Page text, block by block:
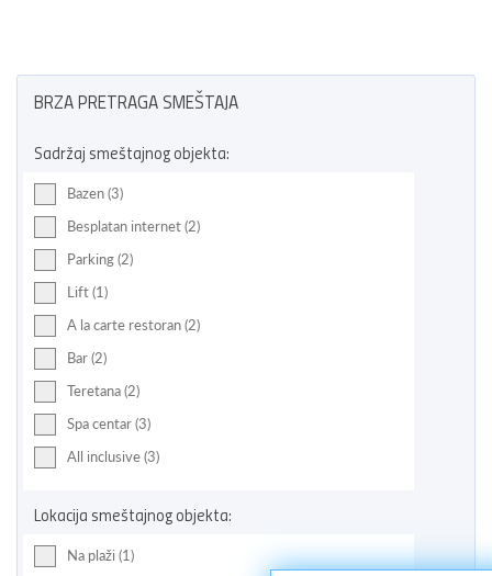
BRZA PRETRAGA SMEŠTAJA
Sadržaj smeštajnog objekta:
Bazen (3)
Besplatan internet (2)
Parking (2)
Lift (1)
A la carte restoran (2)
Bar (2)
Teretana (2)
Spa centar (3)
All inclusive (3)
Lokacija smeštajnog objekta:
Na plaži (1)